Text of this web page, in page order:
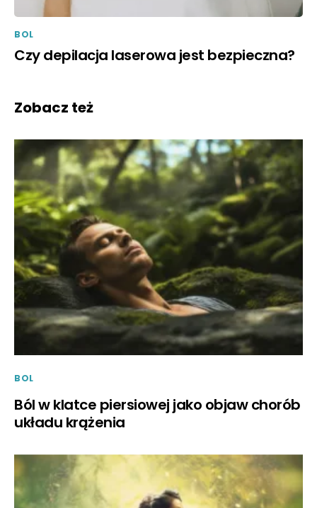
BOL
Czy depilacja laserowa jest bezpieczna?
Zobacz też
BOL
Ból w klatce piersiowej jako objaw chorób
układu krążenia